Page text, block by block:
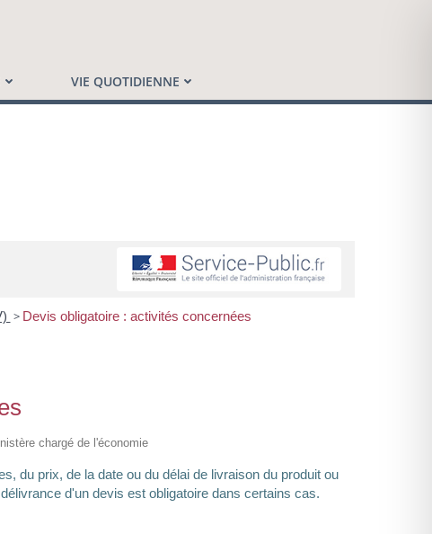
VIE QUOTIDIENNE
> Devis obligatoire : activités concernées
chargé de l'économie
du prix, de la date ou du délai de livraison du produit ou
d'un devis est obligatoire dans certains cas.